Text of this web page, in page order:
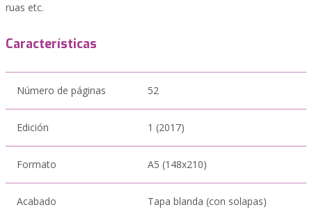
ruas etc.
Características
Número de páginas 52
Edición 1 (2017)
Formato A5 (148x210)
Acabado Tapa blanda (con solapas)